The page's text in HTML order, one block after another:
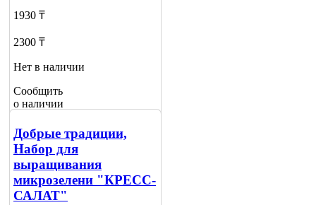
1930 ₸
2300 ₸
Нет в наличии
Сообщить
о наличии
Добрые традиции,
Набор для
выращивания
микрозелени "КРЕСС-
САЛАТ"